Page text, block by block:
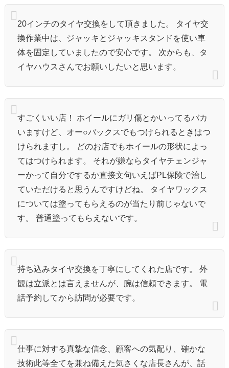
20インチのタイヤ交換をして頂きました。 タイヤ交
換作業中は、ジャッキとジャッキスタンドを使い車
体を固定していましたので安心です。 次からも、タ
イヤハウスさんでお願いしたいと思います。
すごくいい店！ ホイールにガリ傷とかいってるバカ
いますけど、オー○バックスでもつけられるときはつ
けられますし。 どのお店でもホイールの形状によっ
てはつけられます。 それが嫌ならタイヤチェンジャ
ーかって自分でするか直接文句いえばPL保険で治し
ていただけると思うんですけどね。 タイヤワックス
については塗ってもらえるのが当たり前じゃないで
す。 普通塗ってもらえないです。
持ち込みタイヤ交換を丁寧にしてくれた店です。 外
観は立派とは言えませんが、腕は信頼できます。 電
話予約してから訪問が必要です。
仕事に対する真摯な信念、顧客への気配り、確かな
技術此等全てを兼ね備えた気さくな店長さんが、話